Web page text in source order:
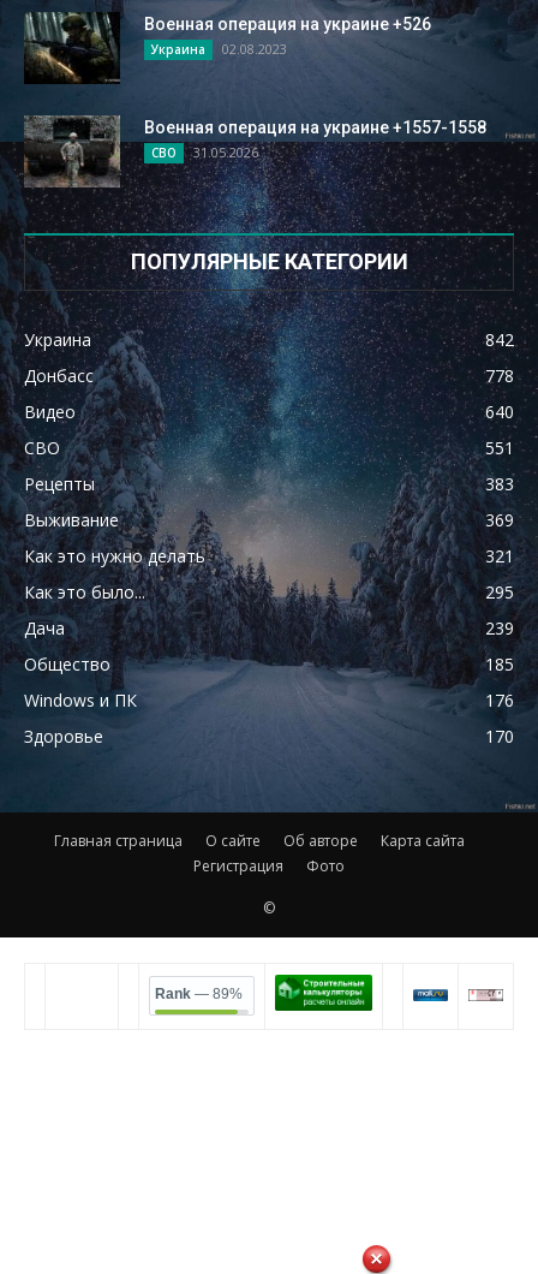
Военная операция на украине +526
Украина 02.08.2023
Военная операция на украине +1557-1558
СВО 31.05.2026
ПОПУЛЯРНЫЕ КАТЕГОРИИ
Украина
842
Донбасс
778
Видео
640
СВО
551
Рецепты
383
Выживание
369
Как это нужно делать
321
Как это было...
295
Дача
239
Общество
185
Windows и ПК
176
Здоровье
170
Главная страница О сайте Об авторе
Карта сайта
Регистрация
Фото
©
Rank — 89%